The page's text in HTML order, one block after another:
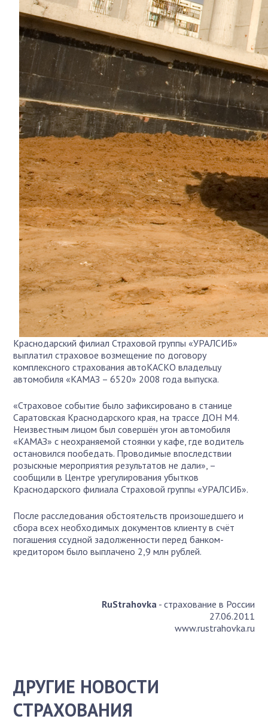
Краснодарский филиал Страховой группы «УРАЛСИБ»
выплатил страховое возмещение по договору
комплексного страхования автоКАСКО владельцу
автомобиля «КАМАЗ – 6520» 2008 года выпуска.
«Страховое событие было зафиксировано в станице
Саратовская Краснодарского края, на трассе ДОН М4.
Неизвестным лицом был совершён угон автомобиля
«КАМАЗ» с неохраняемой стоянки у кафе, где водитель
остановился пообедать. Проводимые впоследствии
розыскные мероприятия результатов не дали», –
сообщили в Центре урегулирования убытков
Краснодарского филиала Страховой группы «УРАЛСИБ».
После расследования обстоятельств произошедшего и
сбора всех необходимых документов клиенту в счёт
погашения ссудной задолженности перед банком-
кредитором было выплачено 2,9 млн рублей.
RuStrahovka- страхование в России
27.06.2011
www.rustrahovka.ru
ДРУГИЕ НОВОСТИ
СТРАХОВАНИЯ